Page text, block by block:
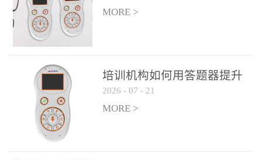
整个过程不超过 30 秒，完
美融入正常教学流程，避
免打断课堂连贯性。无论
点讲解互动，还是课后即
时反馈，QVote 都能灵活
适配不同教学环节需求，
让教师专注于教学内容本
身，而非技术操作。多元
MORE >
培训机构如何用答题器提升
学生专注度
2026 - 07 - 21
MORE >